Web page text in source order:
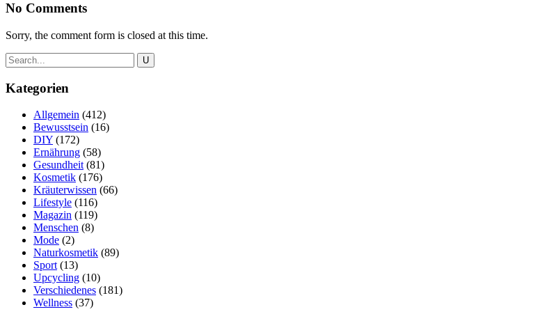
No Comments
Sorry, the comment form is closed at this time.
Kategorien
Allgemein (412)
Bewusstsein (16)
DIY (172)
Ernährung (58)
Gesundheit (81)
Kosmetik (176)
Kräuterwissen (66)
Lifestyle (116)
Magazin (119)
Menschen (8)
Mode (2)
Naturkosmetik (89)
Sport (13)
Upcycling (10)
Verschiedenes (181)
Wellness (37)